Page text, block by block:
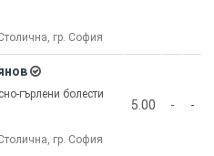
гр. София
гърлени болести
гр. София
5.00 - -